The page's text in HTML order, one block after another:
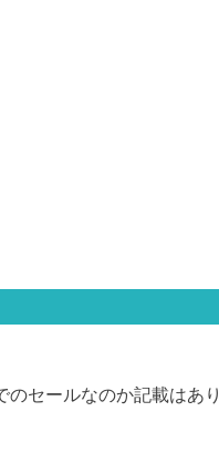
セールなのか記載はあり